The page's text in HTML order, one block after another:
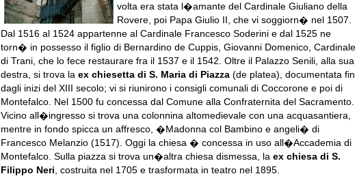
volta era stata l�amante del Cardinale Giuliano della
Rovere, poi Papa Giulio II, che vi soggiorn� nel 1507.
Dal 1516 al 1524 appartenne al Cardinale Francesco Soderini e dal 1525 ne
torn� in possesso il figlio di Bernardino de Cuppis, Giovanni Domenico, Cardinale
di Trani, che lo fece restaurare fra il 1537 e il 1542. Oltre il Palazzo Senili, alla sua
destra, si trova la ex chiesetta di S. Maria di Piazza (de platea), documentata fin
dagli inizi del XIII secolo; vi si riunirono i consigli comunali di Coccorone e poi di
Montefalco. Nel 1500 fu concessa dal Comune alla Confraternita del Sacramento.
Vicino all�ingresso si trova una colonnina altomedievale con una acquasantiera,
mentre in fondo spicca un affresco, �Madonna col Bambino e angeli� di
Francesco Melanzio (1517). Oggi la chiesa � concessa in uso all�Accademia di
Montefalco. Sulla piazza si trova un�altra chiesa dismessa, la ex chiesa di S.
Filippo Neri , costruita nel 1705 e trasformata in teatro nel 1895.